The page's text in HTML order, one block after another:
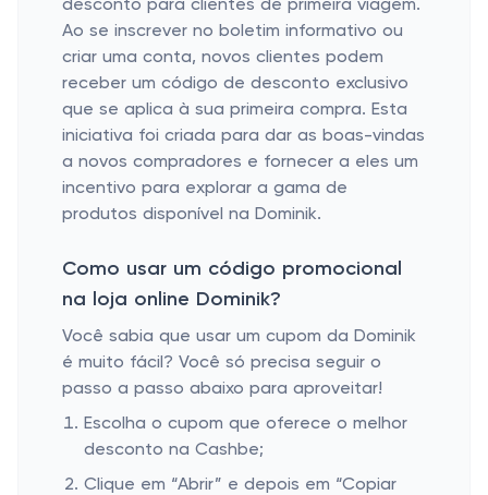
desconto para clientes de primeira viagem.
Ao se inscrever no boletim informativo ou
criar uma conta, novos clientes podem
receber um código de desconto exclusivo
que se aplica à sua primeira compra. Esta
iniciativa foi criada para dar as boas-vindas
a novos compradores e fornecer a eles um
incentivo para explorar a gama de
produtos disponível na Dominik.
Como usar um código promocional
na loja online Dominik?
Você sabia que usar um cupom da Dominik
é muito fácil? Você só precisa seguir o
passo a passo abaixo para aproveitar!
Escolha o cupom que oferece o melhor
desconto na Cashbe;
Clique em “Abrir” e depois em “Copiar